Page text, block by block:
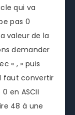
qui va
pas 0
valeur de la
demander
« , » puis
faut convertir
en ASCII
48 à une